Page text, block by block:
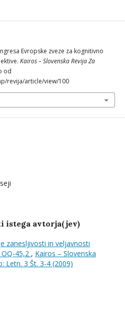
Evropske zveze za kognitivno
Kairos – Slovenska Revija Za
od
revija/article/view/100
istega avtorja(jev)
zanesljivosti in veljavnosti
45,2 , Kairos – Slovenska
Letn. 3 Št. 3-4 (2009)